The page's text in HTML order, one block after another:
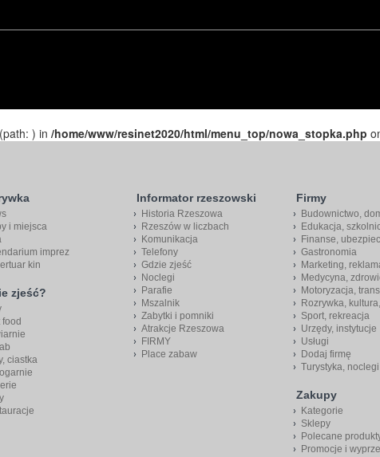
) in /home/www/resinet2020/html/menu_top/nowa_stopka.php
i miejsca
imprez
kin
zjeść?
food
ciastka
Informator rzeszowski
Historia Rzeszowa
Rzeszów w liczbach
Komunikacja
Telefony
Gdzie zjeść
Noclegi
Parafie
Mszalnik
Zabytki i pomniki
Atrakcje Rzeszowa
FIRMY
Place zabaw
Firmy
Budownictwo,
Edukacja,
Finanse,
Gastronomia
Marketing,
Medycyna,
Motoryzacja,
Rozrywka,
Sport, rekreacja
Urzędy, instytucje
Usługi
Dodaj firmę
Turystyka, noclegi
Zakupy
Kategorie
Sklepy
Polecane
Promocje i